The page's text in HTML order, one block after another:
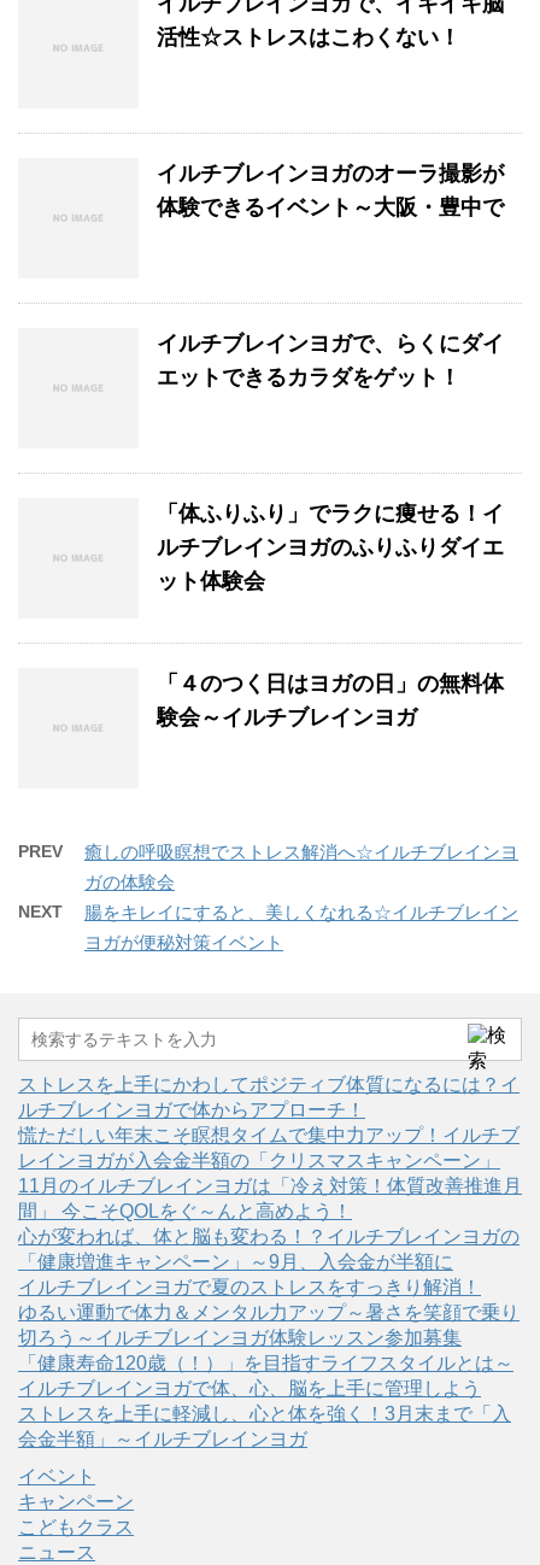
活性☆ストレスはこわくない！
イルチブレインヨガのオーラ撮影が
体験できるイベント～大阪・豊中で
イルチブレインヨガで、らくにダイ
エットできるカラダをゲット！
「体ふりふり」でラクに痩せる！イ
ルチブレインヨガのふりふりダイエ
ット体験会
「４のつく日はヨガの日」の無料体
験会～イルチブレインヨガ
PREV
癒しの呼吸瞑想でストレス解消へ☆イルチブレインヨ
ガの体験会
NEXT
腸をキレイにすると、美しくなれる☆イルチブレイン
ヨガが便秘対策イベント
ストレスを上手にかわしてポジティブ体質になるには？イ
ルチブレインヨガで体からアプローチ！
慌ただしい年末こそ瞑想タイムで集中力アップ！イルチブ
レインヨガが入会金半額の「クリスマスキャンペーン」
11月のイルチブレインヨガは「冷え対策！体質改善推進月
間」 今こそQOLをぐ～んと高めよう！
心が変われば、体と脳も変わる！？イルチブレインヨガの
「健康増進キャンペーン」～9月、入会金が半額に
イルチブレインヨガで夏のストレスをすっきり解消！
ゆるい運動で体力＆メンタル力アップ～暑さを笑顔で乗り
切ろう～イルチブレインヨガ体験レッスン参加募集
「健康寿命120歳（！）」を目指すライフスタイルとは～
イルチブレインヨガで体、心、脳を上手に管理しよう
ストレスを上手に軽減し、心と体を強く！3月末まで「入
会金半額」～イルチブレインヨガ
イベント
キャンペーン
こどもクラス
ニュース